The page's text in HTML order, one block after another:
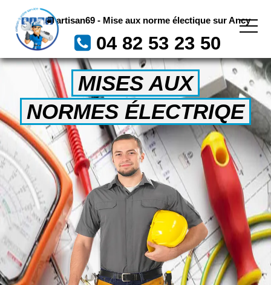
artisan69 - Mise aux norme électique sur Ancy
04 82 53 23 50
MISES AUX
NORMES ÉLECTRIQE